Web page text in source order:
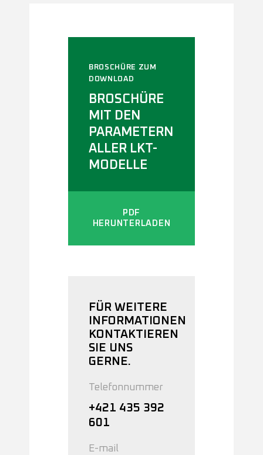
BROSCHÜRE ZUM
DOWNLOAD
BROSCHÜRE
MIT DEN
PARAMETERN
ALLER LKT-
MODELLE
PDF
HERUNTERLADEN
FÜR WEITERE
INFORMATIONEN
KONTAKTIEREN
SIE UNS
GERNE.
Telefonnummer
+421 435 392
601
E-mail